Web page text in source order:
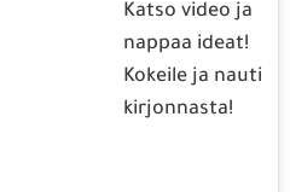
Katso video ja
nappaa ideat!
Kokeile ja nauti
kirjonnasta!